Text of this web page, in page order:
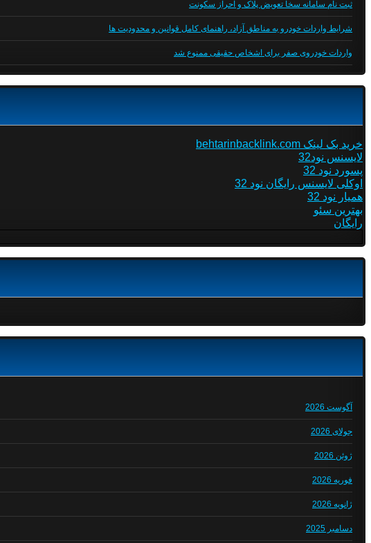
ثبت نام سامانه سخا تعویض پلاک و احراز سکونت
شرایط واردات خودرو به مناطق آزاد، راهنمای کامل قوانین و محدودیت ها
واردات خودروی صفر برای اشخاص حقیقی ممنوع شد
خرید بک لینک behtarinbacklink.com
لایسنس نود32
پسورد نود 32
اوکلی لایسنس رایگان نود 32
همیار نود 32
بهترین سئو
رایگان
آگوست 2026
جولای 2026
ژوئن 2026
فوریه 2026
ژانویه 2026
دسامبر 2025